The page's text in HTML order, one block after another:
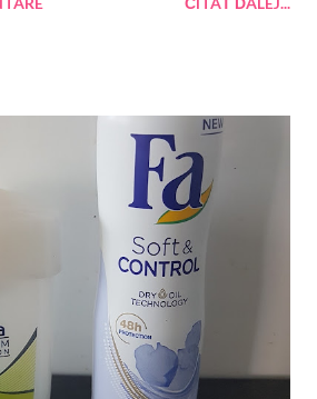
moje vlasy? Momentálne nie sú
Jediné čo ma štve, že moje